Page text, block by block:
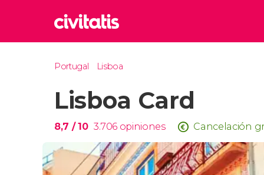
Portugal Lisboa
Lisboa Card
8,7 / 10 3.706 opiniones Cancelación